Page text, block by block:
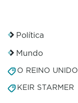
Política
Mundo
O REINO UNIDO
KEIR STARMER